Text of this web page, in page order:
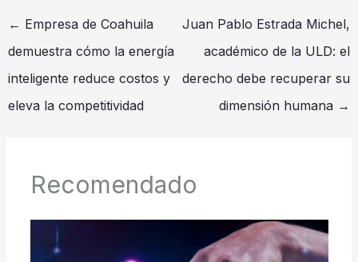
← Empresa de Coahuila
demuestra cómo la energía
inteligente reduce costos y
eleva la competitividad
Juan Pablo Estrada Michel,
académico de la ULD: el
derecho debe recuperar su
dimensión humana →
Recomendado